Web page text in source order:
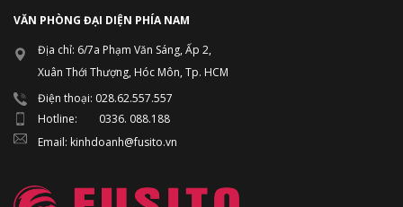
VĂN PHÒNG ĐẠI DIỆN PHÍA NAM
Địa chỉ: 6/7a Phạm Văn Sáng, Ấp 2,
Xuân Thới Thượng, Hóc Môn, Tp. HCM
Điện thoại: 028.62.557.557
Hotline: 0336. 088.188
Email: kinhdoanh@fusito.vn